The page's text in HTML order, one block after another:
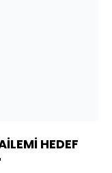
HEDEF